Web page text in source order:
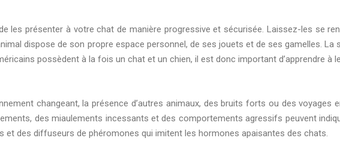
les présenter à votre chat de manière progressive et sécurisée. Laissez-les se
dispose de son propre espace personnel, de ses jouets et de ses gamelles.
possèdent à la fois un chat et un chien, il est donc important d’apprendre à
changeant, la présence d’autres animaux, des bruits forts ou des voyages
des miaulements incessants et des comportements agressifs peuvent
des diffuseurs de phéromones qui imitent les hormones apaisantes des chats.